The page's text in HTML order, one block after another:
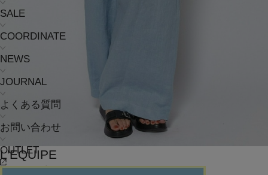
SALE
COORDINATE
NEWS
JOURNAL
よくある質問
お問い合わせ
OUTLET
L'EQUIPE
パンツ(ぱんつ) /